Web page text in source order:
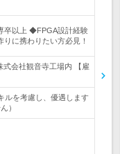
卒以上 ◆FPGA設計経験
に携わりたい方必見！
式会社観音寺工場内 【雇
ルを考慮し、優遇します
）